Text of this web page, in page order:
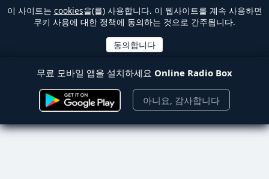
이 사이트는 cookies을(를) 사용합니다. 이 웹사이트를 계속 사용하면
쿠키 사용에 대한 정책에 동의하는 것으로 간주됩니다.
무료 모바일 앱을 설치하세요 Online Radio Box
아니요, 감사합니다